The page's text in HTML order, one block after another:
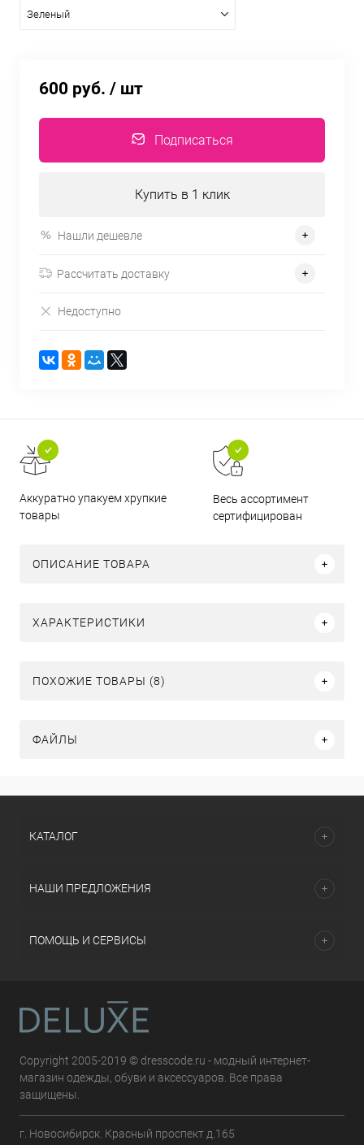
Зеленый
600 руб. / шт
Подписаться
Купить в 1 клик
Нашли дешевле
Рассчитать доставку
Недоступно
Аккуратно упакуем хрупкие
товары
Весь ассортимент
сертифицирован
ОПИСАНИЕ ТОВАРА
ХАРАКТЕРИСТИКИ
ПОХОЖИЕ ТОВАРЫ (8)
ФАЙЛЫ
КАТАЛОГ
НАШИ ПРЕДЛОЖЕНИЯ
ПОМОЩЬ И СЕРВИСЫ
Copyright 2005-2019 © dresscode.ru - модный интернет-
магазин одежды, обуви и аксессуаров. Все права
защищены.
г. Новосибирск. Красный проспект д.165